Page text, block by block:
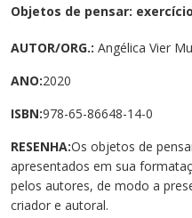
de ingresso
e bolsas
que a Univates?
guiadas
Univates
Presencial
a Distância - EAD
e Doutorados
MBA
Crie
Mantenedora
Virtual
Institucional
da Inovação
Tecnológica da
e Projetos de
Univates
Univates
e Saúde
Culturais
de Carreiras
Objetos de pensar:
AUTOR/ORG.: Angélica Vier
ANO:2020
ISBN:978-65-86648-14-0
RESENHA:Os objetos de
apresentados em sua
pelos autores, de modo a
criador e autoral.